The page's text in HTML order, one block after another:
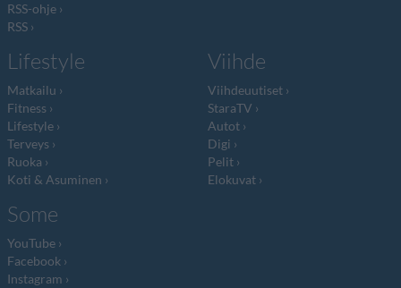
RSS-ohje
RSS
Lifestyle
Matkailu
Fitness
Lifestyle
Terveys
Ruoka
Koti & Asuminen
Viihde
Viihdeuutiset
StaraTV
Autot
Digi
Pelit
Elokuvat
Some
YouTube
Facebook
Instagram